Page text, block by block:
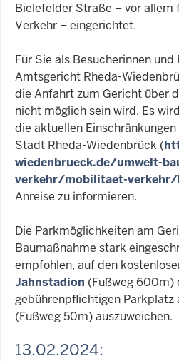
Bielefelder Straße – vor allem
Verkehr – eingerichtet.
Für Sie als Besucherinnen und
Amtsgericht Rheda-
die Anfahrt zum Gericht über
nicht möglich sein wird. Es
die aktuellen
Stadt Rheda-Wiedenbrück (
wiedenbrueck.de/umwelt-
verkehr/mobilitaet-
Anreise zu informieren.
Die Parkmöglichkeiten am
Baumaßnahme stark
empfohlen, auf den
Jahnstadion (Fußweg 600m)
gebührenpflichtigen Parkplatz
(Fußweg 50m) auszuweichen.
13.02.2024: